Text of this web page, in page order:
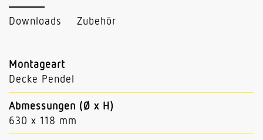
Downloads Zubehör
Montageart
Decke Pendel
Abmessungen (Ø x H)
630 x 118 mm